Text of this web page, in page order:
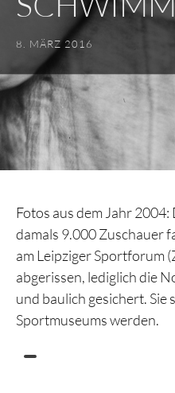
8. MÄRZ 2016
Fotos aus dem Jahr
damals 9.000 Zuschauer
am Leipziger Sportforum
abgerissen, lediglich die
und baulich gesichert. Sie
Sportmuseums werden.